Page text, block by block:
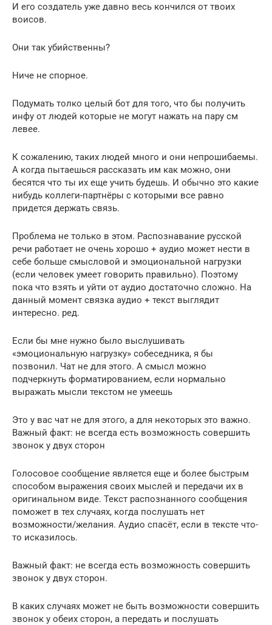
И его создатель уже давно весь кончился от твоих
воисов.
Они так убийственны?
Ниче не спорное.
Подумать толко целый бот для того, что бы получить
инфу от людей которые не могут нажать на пару см
левее.
К сожалению, таких людей много и они непрошибаемы.
А когда пытаешься рассказать им как можно, они
бесятся что ты их еще учить будешь. И обычно это какие
нибудь коллеги-партнёры с которыми все равно
придется держать связь.
Проблема не только в этом. Распознавание русской
речи работает не очень хорошо + аудио может нести в
себе больше смысловой и эмоциональной нагрузки
(если человек умеет говорить правильно). Поэтому
пока что взять и уйти от аудио достаточно сложно. На
данный момент связка аудио + текст выглядит
интересно. ред.
Если бы мне нужно было выслушивать
«эмоциональную нагрузку» собеседника, я бы
позвонил. Чат не для этого. А смысл можно
подчеркнуть форматированием, если нормально
выражать мысли текстом не умеешь
Это у вас чат не для этого, а для некоторых это важно.
Важный факт: не всегда есть возможность совершить
звонок у двух сторон
Голосовое сообщение является еще и более быстрым
способом выражения своих мыслей и передачи их в
оригинальном виде. Текст распознанного сообщения
поможет в тех случаях, когда послушать нет
возможности/желания. Аудио спасёт, если в тексте что-
то исказилось.
Важный факт: не всегда есть возможность совершить
звонок у двух сторон.
В каких случаях может не быть возможности совершить
звонок у обеих сторон, а передать и послушать